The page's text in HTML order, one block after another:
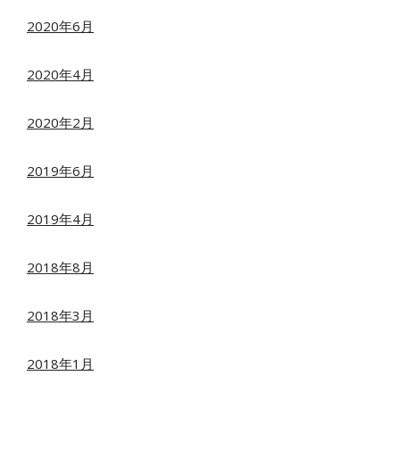
2020年6月
2020年4月
2020年2月
2019年6月
2019年4月
2018年8月
2018年3月
2018年1月